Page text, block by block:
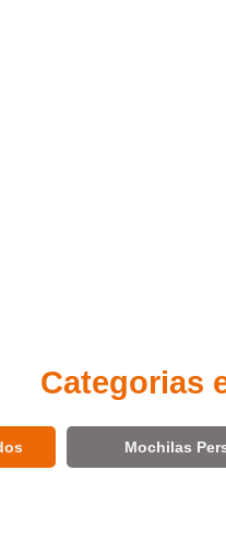
Categorias
Mochilas